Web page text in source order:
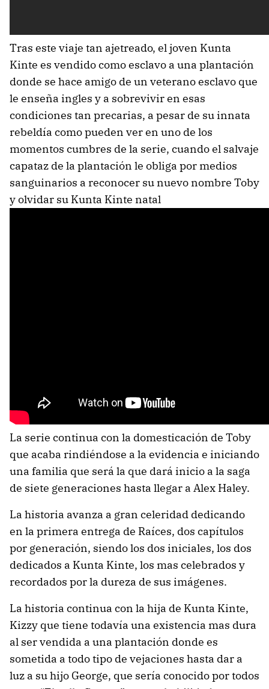
Tras este viaje tan ajetreado, el joven Kunta
Kinte es vendido como esclavo a una plantación
donde se hace amigo de un veterano esclavo que
le enseña ingles y a sobrevivir en esas
condiciones tan precarias, a pesar de su innata
rebeldía como pueden ver en uno de los
momentos cumbres de la serie, cuando el salvaje
capataz de la plantación le obliga por medios
sanguinarios a reconocer su nuevo nombre Toby
y olvidar su Kunta Kinte natal
La serie continua con la domesticación de Toby
que acaba rindiéndose a la evidencia e iniciando
una familia que será la que dará inicio a la saga
de siete generaciones hasta llegar a Alex Haley.
La historia avanza a gran celeridad dedicando
en la primera entrega de Raíces, dos capítulos
por generación, siendo los dos iniciales, los dos
dedicados a Kunta Kinte, los mas celebrados y
recordados por la dureza de sus imágenes.
La historia continua con la hija de Kunta Kinte,
Kizzy que tiene todavía una existencia mas dura
al ser vendida a una plantación donde es
sometida a todo tipo de vejaciones hasta dar a
luz a su hijo George, que sería conocido por todos